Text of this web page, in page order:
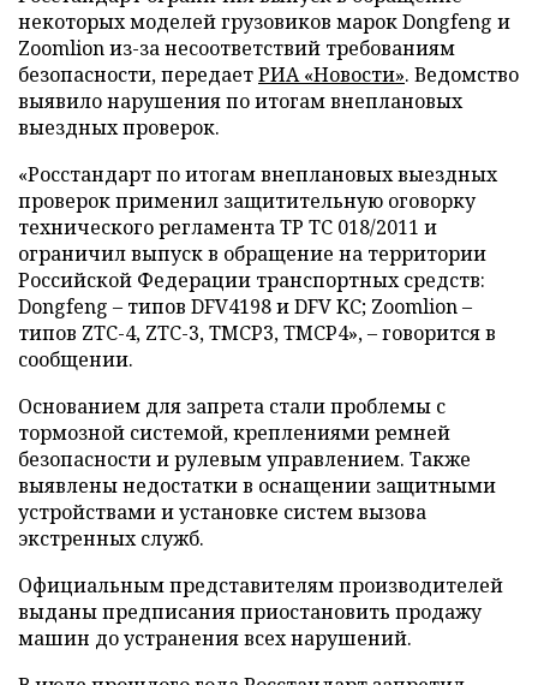
некоторых моделей грузовиков марок Dongfeng и
Zoomlion из-за несоответствий требованиям
безопасности, передаетРИА «Новости». Ведомство
выявило нарушения по итогам внеплановых
выездных проверок.
«Росстандарт по итогам внеплановых выездных
проверок применил защитительную оговорку
технического регламента ТР ТС 018/2011 и
ограничил выпуск в обращение на территории
Российской Федерации транспортных средств:
Dongfeng – типов DFV4198 и DFV KC; Zoomlion –
типов ZTC-4, ZTC-3, TMCP3, TMCP4», – говорится в
сообщении.
Основанием для запрета стали проблемы с
тормозной системой, креплениями ремней
безопасности и рулевым управлением. Также
выявлены недостатки в оснащении защитными
устройствами и установке систем вызова
экстренных служб.
Официальным представителям производителей
выданы предписания приостановить продажу
машин до устранения всех нарушений.